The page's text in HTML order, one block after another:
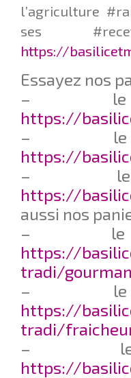
l’agriculture
ses
https://
Essayez nos
– le
https://
– le
https://
– le
https://
aussi nos
– le
https://
tradi/
– le
https://
tradi/
– le
https://